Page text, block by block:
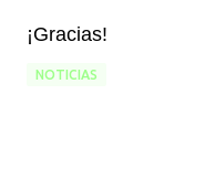
¡Gracias!
NOTICIAS